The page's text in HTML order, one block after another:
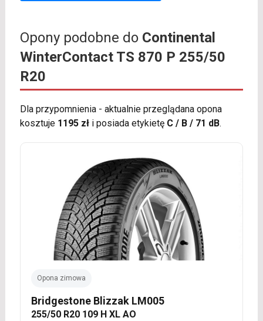
Opony podobne do Continental
WinterContact TS 870 P 255/50
R20
Dla przypomnienia - aktualnie przeglądana opona
kosztuje 1195 złi posiada etykietę C / B / 71 dB.
Opona zimowa
Bridgestone Blizzak LM005
255/50 R20 109 H XL AO